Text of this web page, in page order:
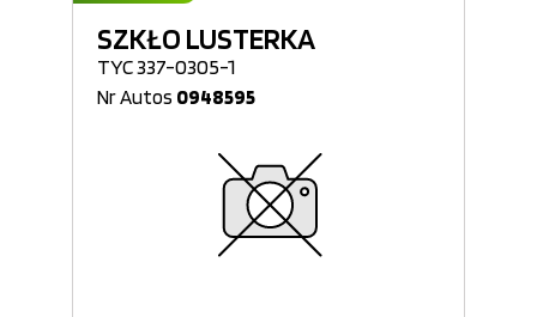
SZKŁO LUSTERKA
TYC 337-0305-1
Nr Autos 0948595